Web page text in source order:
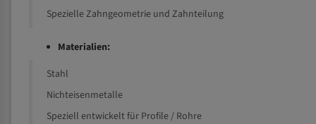
Spezielle Zahngeometrie und Zahnteilung
Materialien:
Stahl
Nichteisenmetalle
Speziell entwickelt für Profile / Rohre